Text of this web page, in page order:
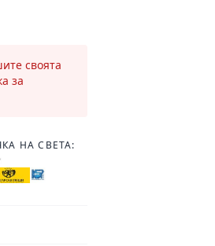
своята
за
НА СВЕТА: